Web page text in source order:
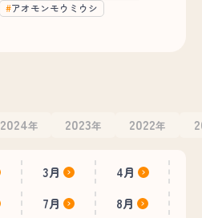
アオモンモウミウシ
2024年 2023年 2022年
3月
4月
7月
8月